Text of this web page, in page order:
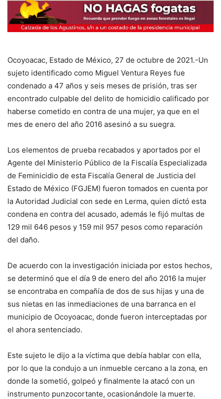
Ocoyoacac, Estado de México, 27 de octubre de 2021.-Un
sujeto identificado como Miguel Ventura Reyes fue
condenado a 47 años y seis meses de prisión, tras ser
encontrado culpable del delito de homicidio calificado por
haberse cometido en contra de una mujer, ya que en el
mes de enero del año 2016 asesinó a su suegra.
Los elementos de prueba recabados y aportados por el
Agente del Ministerio Público de la Fiscalía Especializada
de Feminicidio de esta Fiscalía General de Justicia del
Estado de México (FGJEM) fueron tomados en cuenta por
la Autoridad Judicial con sede en Lerma, quien dictó esta
condena en contra del acusado, además le fijó multas de
129 mil 646 pesos y 159 mil 957 pesos como reparación
del daño.
De acuerdo con la investigación iniciada por estos hechos,
se determinó que el día 9 de enero del año 2016 la mujer
se encontraba en compañía de dos de sus hijas y una de
sus nietas en las inmediaciones de una barranca en el
municipio de Ocoyoacac, donde fueron interceptadas por
el ahora sentenciado.
Este sujeto le dijo a la víctima que debía hablar con ella,
por lo que la condujo a un inmueble cercano a la zona, en
donde la sometió, golpeó y finalmente la atacó con un
instrumento punzocortante, ocasionándole la muerte.